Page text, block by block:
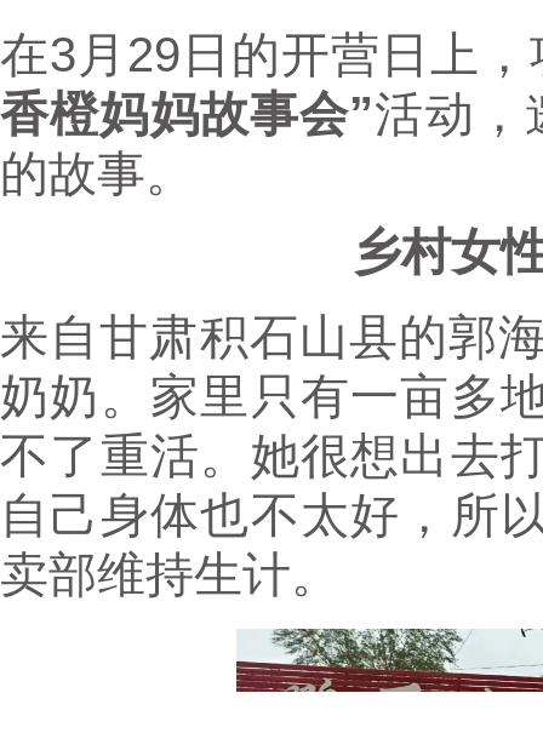
在3月29日的开营日上
香橙妈妈故事会”活动，
的故事。
乡村女
来自甘肃积石山县的郭
奶奶。家里只有一亩多
不了重活。她很想出去
自己身体也不太好，所
卖部维持生计。